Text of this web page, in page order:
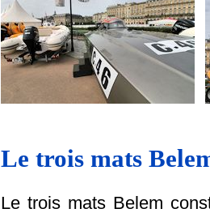
Le trois mats
Le trois mats Belem